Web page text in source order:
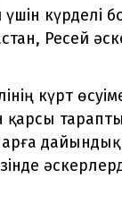
күрделі
Ресей
күрт
қарсы
дайындық